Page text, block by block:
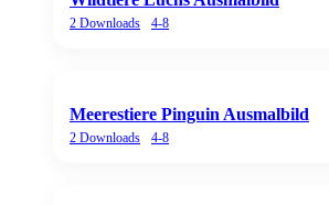
2 Downloads 4-8
Meerestiere Pinguin Ausmalbild
2 Downloads 4-8